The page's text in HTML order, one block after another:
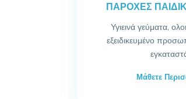
ΠΑΡΟΧΕΣ
Υγιεινά γεύματα,
εξειδικευμένο
Μάθετε